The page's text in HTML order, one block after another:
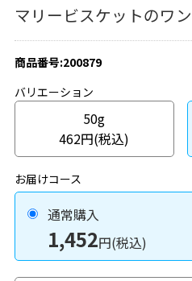
マリービスケットのワ
商品番号:200879
バリエーション
50g
462円(税込)
お届けコース
通常購入
1,452円(税込)